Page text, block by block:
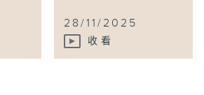
28/11/2025
收看